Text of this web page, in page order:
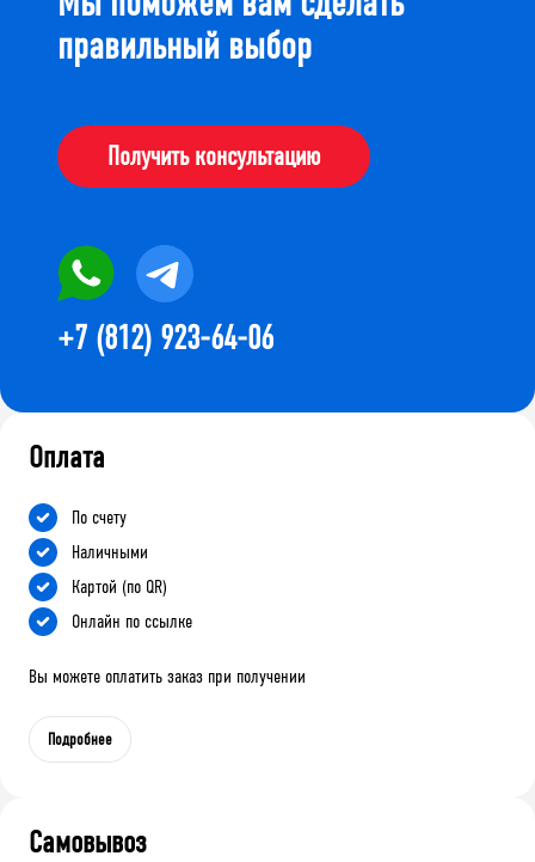
правильный выбор
Получить консультацию
+7 (812) 923-64-06
Оплата
По счету
Наличными
Картой (по QR)
Онлайн по ссылке
Вы можете оплатить заказ при получении
Подробнее
Самовывоз